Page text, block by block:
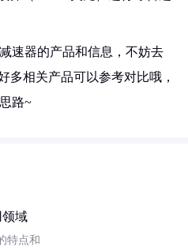
速器的产品和信息，不妨去
多相关产品可以参考对比哦，
路~
域
特点和